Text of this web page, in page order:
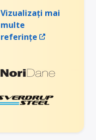
Vizualizați mai
multe
referințe